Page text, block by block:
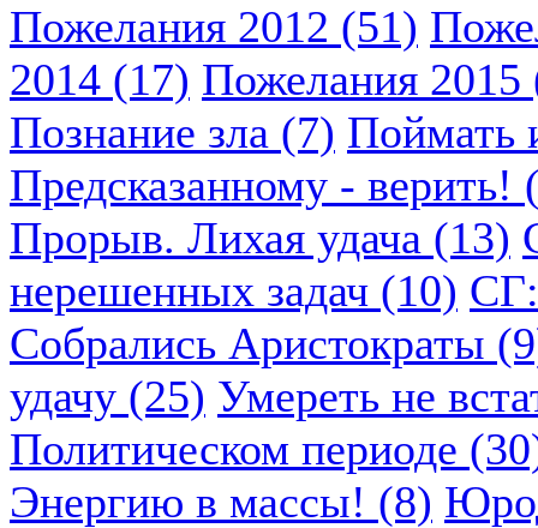
Пожелания 2012 (51)
2014 (17) Пожелания 2015
Познание зла (7) Поймать
Предсказанному - верить!
Прорыв. Лихая удача (13)
нерешенных задач (10)
Собрались Аристократы
удачу (25) Умереть не
Политическом периоде
Энергию в массы! (8)